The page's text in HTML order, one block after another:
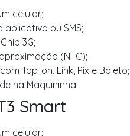
celular;
ou SMS;
3G;
(NFC);
TapTon, Link, Pix e Boleto;
na Maquininha.
Smart
celular;